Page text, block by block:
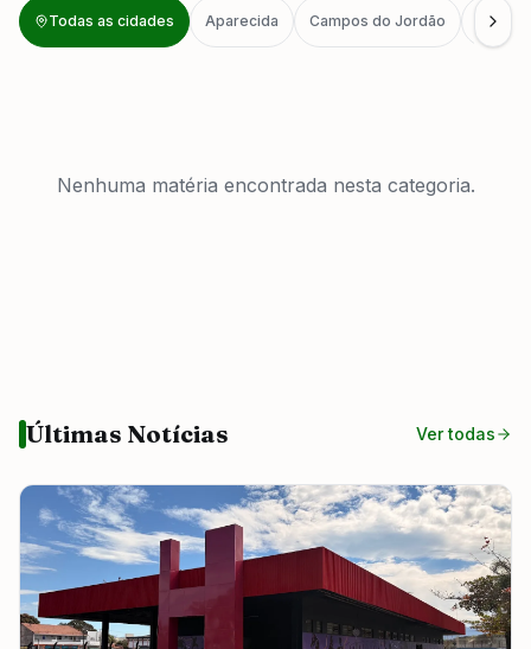
Todas as cidades Aparecida Campos do Jordão
Nenhuma matéria encontrada nesta categoria.
Últimas Notícias Ver todas